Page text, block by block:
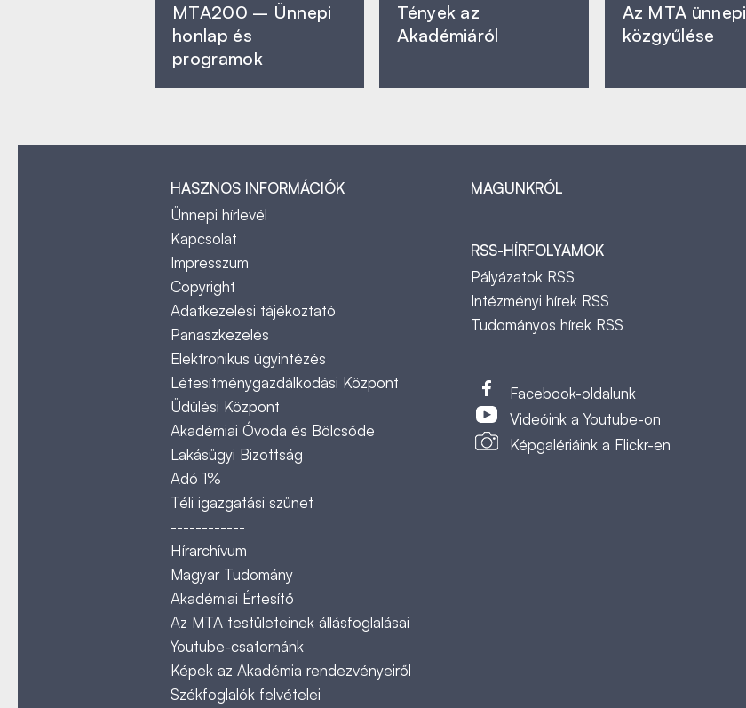
MTA200 – Ünnepi
honlap és
programok
Tények az
Akadémiáról
Az MTA ünnepi
közgyűlése
HASZNOS INFORMÁCIÓK
Ünnepi hírlevél
Kapcsolat
Impresszum
Copyright
Adatkezelési tájékoztató
Panaszkezelés
Elektronikus ügyintézés
Létesítménygazdálkodási Központ
Üdülési Központ
Akadémiai Óvoda és Bölcsőde
Lakásügyi Bizottság
Adó 1%
Téli igazgatási szünet
------------
Hírarchívum
Magyar Tudomány
Akadémiai Értesítő
Az MTA testületeinek állásfoglalásai
Youtube-csatornánk
Képek az Akadémia rendezvényeiről
Székfoglalók felvételei
MAGUNKRÓL
RSS-HÍRFOLYAMOK
Pályázatok RSS
Intézményi hírek RSS
Tudományos hírek RSS
Facebook-oldalunk
Videóink a Youtube-on
Képgalériáink a Flickr-en